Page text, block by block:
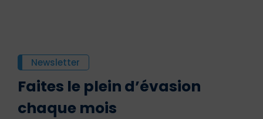
Newsletter
Faites le plein d’évasion
chaque mois